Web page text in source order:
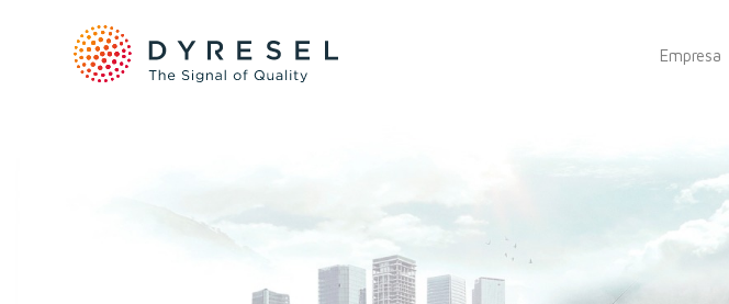
Empresa